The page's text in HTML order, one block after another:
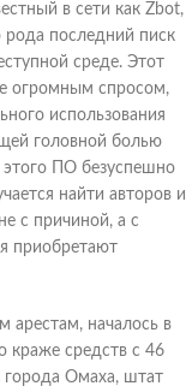
в сети как Zbot,
рода последний писк
среде. Этот
огромным спросом,
использования
головной болью
этого ПО безуспешно
найти авторов и
с причиной, а с
приобретают
арестам, началось в
краже средств с 46
города Омаха, штат